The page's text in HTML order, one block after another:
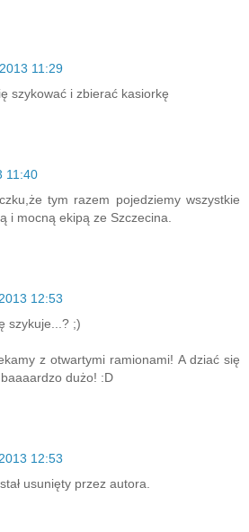
11:29
szykować i zbierać kasiorkę
11:40
tym razem pojedziemy wszystkie
i mocną ekipą ze Szczecina.
12:53
szykuje...? ;)
z otwartymi ramionami! A dziać się
dużo! :D
12:53
usunięty przez autora.